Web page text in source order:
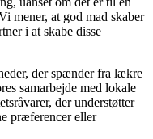
mener, at god mad skaber
i at skabe disse
der spænder fra lækre
samarbejde med lokale
der understøtter
præferencer eller